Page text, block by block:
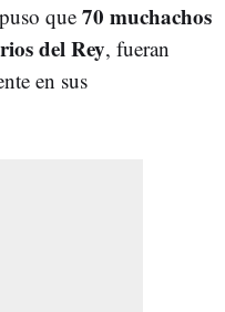
que 70 muchachos
del Rey, fueran
en sus